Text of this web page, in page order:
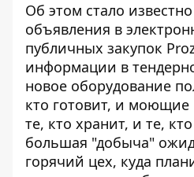
Об этом стало
объявления в
публичных закупок
информации в
новое оборудование
кто готовит, и
те, кто хранит, и те,
большая "добыча"
горячий цех, куда